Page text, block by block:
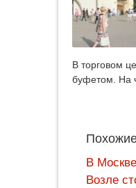
В торговом
буфетом. На
В
Возле